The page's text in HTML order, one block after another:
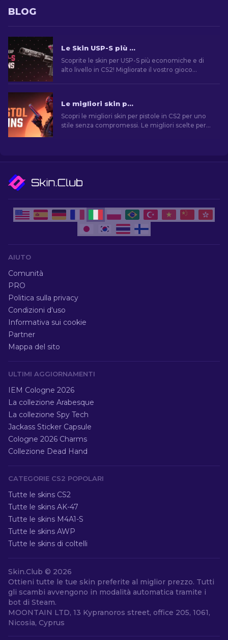
BLOG
Le Skin USP-S più Economiche in CS2: La Classifica [2026]
Scoprite le skin per USP-S più economiche e di
alto livello in CS2! Migliorate il vostro gioco
Le migliori skin per pistola in CS2 [2026]
Scopri le migliori skin per pistole in CS2 per uno
stile senza compromessi. Le migliori scelte per
AIUTO
Comunità
PRO
Politica sulla privacy
Condizioni d'uso
Informativa sui cookie
Partner
Mappa del sito
ULTIMI AGGIORNAMENTI
IEM Cologne 2026
La collezione Arabesque
La collezione Spy Tech
Jackass Sticker Capsule
Cologne 2026 Charms
Collezione Dead Hand
CATEGORIE CS2 POPOLARI
Tutte le skins CS2
Tutte le skins AK-47
Tutte le skins M4A1-S
Tutte le skins AWP
Tutte le skins di coltelli
Skin.Club © 2026
Ottieni tutte le tue skin preferite al miglior prezzo. Tutti
gli scambi avvengono in modalità automatica tramite i
bot di Steam.
MOONTAIN LTD, 13 Kypranoros street, office 205, 1061,
Nicosia, Cyprus